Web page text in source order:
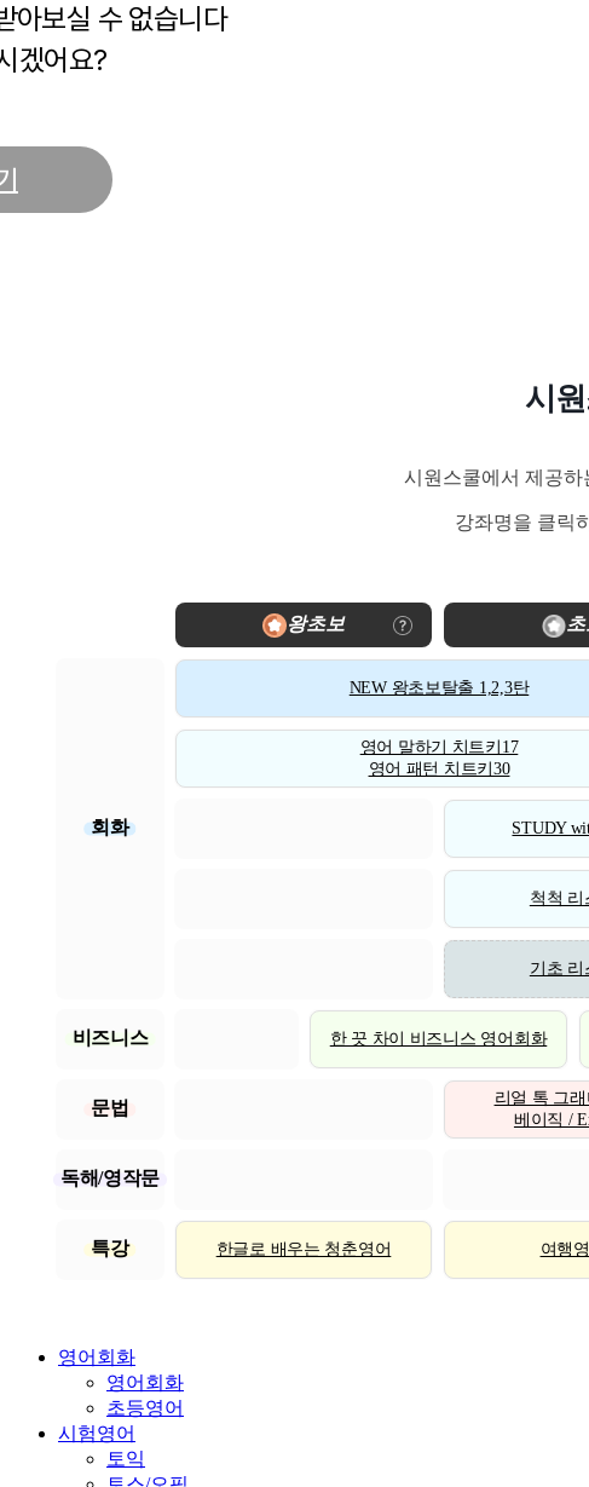
아보실 수 없습니다
겠어요?
시
시원스쿨에서 제공
강좌명을 클릭
왕초보
회화
NEW 왕초보탈출 1,2,3탄
영어 말하기 치트키17
영어 패턴 치트키30
STUDY
척척 리
기초 리
비즈니스 한 끗 차이 비즈니스 영어회화
문법
리얼 톡 그
베이직 /
독해/영작문
특강 한글로 배우는 청춘영어 여행
영어회화
영어회화
초등영어
시험영어
토익